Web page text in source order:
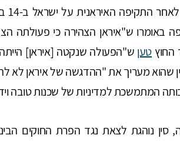
האיראנית על ישראל ב-14 באפריל 2024, שגריר סין באו"ם אף
באומרו ש"איראן הצהירה כי פעולתה
טען ש"הפעולה שנקטה [איראן]
שהוא מעריך את "ההדגשה של איראן לא
המתמשכת למדיניות של שכנות טובה
סין נוהגת לצאת נגד הפרת החוקים